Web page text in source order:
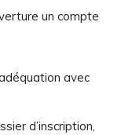
un compte
avec
d’inscription,